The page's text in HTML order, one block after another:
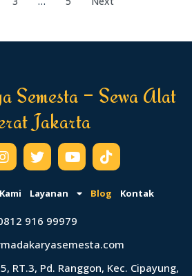
Semesta – Sewa Alat
Jakarta
Layanan Blog Kontak
916 99979
RT.3, Pd. Ranggon, Kec. Cipayung,